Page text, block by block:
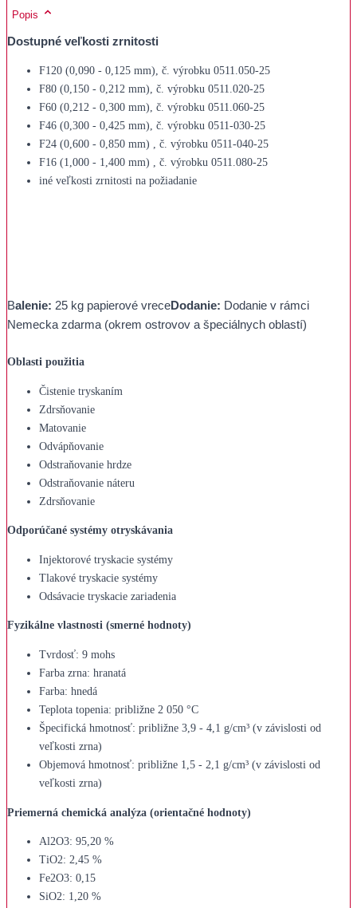
Popis
Dostupné veľkosti zrnitosti
F120 (0,090 - 0,125 mm), č. výrobku 0511.050-25
F80 (0,150 - 0,212 mm), č. výrobku 0511.020-25
F60 (0,212 - 0,300 mm), č. výrobku 0511.060-25
F46 (0,300 - 0,425 mm), č. výrobku 0511-030-25
F24 (0,600 - 0,850 mm) , č. výrobku 0511-040-25
F16 (1,000 - 1,400 mm) , č. výrobku 0511.080-25
iné veľkosti zrnitosti na požiadanie
Balenie: 25 kg papierové vreceDodanie: Dodanie v rámci
Nemecka zdarma (okrem ostrovov a špeciálnych oblastí)
Oblasti použitia
Čistenie tryskaním
Zdrsňovanie
Matovanie
Odvápňovanie
Odstraňovanie hrdze
Odstraňovanie náteru
Zdrsňovanie
Odporúčané systémy otryskávania
Injektorové tryskacie systémy
Tlakové tryskacie systémy
Odsávacie tryskacie zariadenia
Fyzikálne vlastnosti (smerné hodnoty)
Tvrdosť: 9 mohs
Farba zrna: hranatá
Farba: hnedá
Teplota topenia: približne 2 050 °C
Špecifická hmotnosť: približne 3,9 - 4,1 g/cm³ (v závislosti od
veľkosti zrna)
Objemová hmotnosť: približne 1,5 - 2,1 g/cm³ (v závislosti od
veľkosti zrna)
Priemerná chemická analýza (orientačné hodnoty)
Al2O3: 95,20 %
TiO2: 2,45 %
Fe2O3: 0,15
SiO2: 1,20 %